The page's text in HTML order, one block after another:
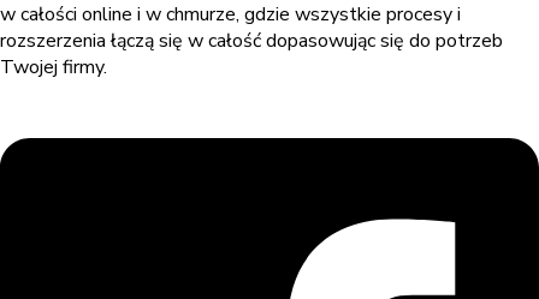
w całości online i w chmurze, gdzie wszystkie procesy i
rozszerzenia łączą się w całość dopasowując się do potrzeb
Twojej firmy.